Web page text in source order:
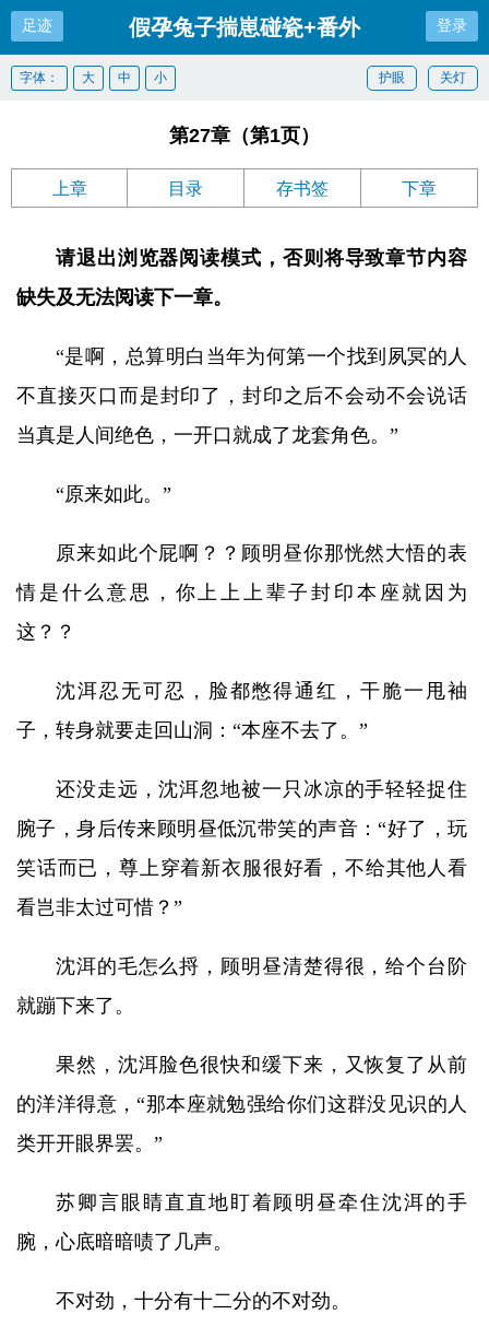
足迹 假孕兔子揣崽碰瓷+番外 登录
关灯
护眼
字体： 大 中 小
第27章（第1页）
上章 目录 存书签 下章
请退出浏览器阅读模式，否则将导致章节内容
缺失及无法阅读下一章。
“是啊，总算明白当年为何第一个找到夙冥的人
不直接灭口而是封印了，封印之后不会动不会说话
当真是人间绝色，一开口就成了龙套角色。”
“原来如此。”
原来如此个屁啊？？顾明昼你那恍然大悟的表
情是什么意思，你上上上辈子封印本座就因为
这？？
沈洱忍无可忍，脸都憋得通红，干脆一甩袖
子，转身就要走回山洞：“本座不去了。”
还没走远，沈洱忽地被一只冰凉的手轻轻捉住
腕子，身后传来顾明昼低沉带笑的声音：“好了，玩
笑话而已，尊上穿着新衣服很好看，不给其他人看
看岂非太过可惜？”
沈洱的毛怎么捋，顾明昼清楚得很，给个台阶
就蹦下来了。
果然，沈洱脸色很快和缓下来，又恢复了从前
的洋洋得意，“那本座就勉强给你们这群没见识的人
类开开眼界罢。”
苏卿言眼睛直直地盯着顾明昼牵住沈洱的手
腕，心底暗暗啧了几声。
不对劲，十分有十二分的不对劲。